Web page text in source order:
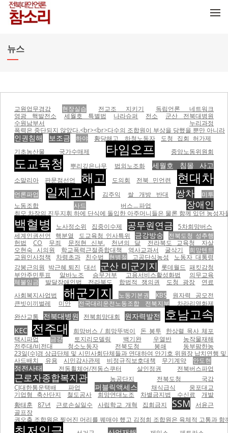
뉴스
교원업무경감 현장실습 전교조 지키기
독립언론 네트워크
영광 핵발전소
세월호 특별법 나라슈퍼 전소
군산 전북대병원
수원남부서
누리과정
폭력은 중단되지 않았다.<br><br>다수의 조합원이 부상을 당했을 뿐만 아니라
인권침해 보조금 하야 황당해고 하청노동자
도청 집회 허가제
기초농산물 국가수매제
타임오프 중앙노동위원회
도교육청 뿌리깊은나무 법외노조화 세월호 침몰 사고
소말리아 판문점선언 해고 도의회 전북 민언련 현대차
언론파업 일제고사 김주익 쌀 개방 반대 쌍차
미투
노동조합
사드 버스ㅡ파업 장애인
최모 차장의 진두지휘 하에 단식에 돌입한 아주머니들은 물론 함께 있던 농
백혈병 노사정소위 집중이수제 공무원연금
5차희망버스
세계인권선언
핵분열 도교육청 인사특위 금강방송
전북도청 성추행
헌법
CO 무죄 문정현 신부. 천년의 달 전라북도 교육청
자살
오현숙 시의원
학교폭력근절종합대책 역사교과서 굴삭기
희망텐트
교원인사정책
차령초과 친수법 현병철 고공단식농성
노동자 대통령
강봉근의원 박근혜 퇴진 대선 군산 미군기지 롯데월드 패킷감청
부안주민투표
알바노조 승무거부 고용서비스활성화법
의무교육
체불임금
발달장애인법 전라북도 합법적 쟁의권 도청 광장
연료
사회복지사업법
해군기지 노동기본권 KBS
원자력 공모전
큰빗이끼벌레
미안 전국대리운전노동조합 전북지부
차라리영화제
완산교통
전북대병원 전북희망대회 원자력발전 호남고속
KEC 전주대 희망버스 / 희망뚜벅이 돈 봉투
한상렬 목사 체포
택시파업
금강 토지리모델링 백기완 우열반
농작물재해
전주대/비전대 청소노동자
전북도청 봉쇄
동부팜한농
23일(수)경 상급단체 및 시민사회단체들과 연대하여 안기호 위원장 납치연행
사드배치
유용 시민감사관제 비정규직보호대책 무기계약 안도현
정전사태 전동휠체어/전동스쿠터 살인정권 전북버스파업
근로자종합복지관 농공단지
전북도청 국감
CJ대한통운택배 파업
퍼블릭액세스 채식급식
웅포대교
기업형 축산단지
철도공사 희망연대노조 차별금지법 수신료
개발
황태훈
87년 근로손실일수 사립학교 개혁 집회금지 SSM
서윤근
골프장
권오출 조합원은 찢어진 머리를 꿰매야 했고 김정희 조합원은 육체적 고통과